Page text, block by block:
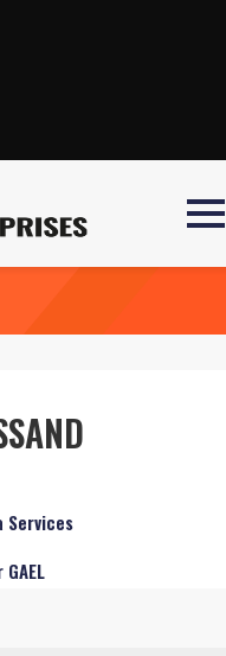
Services